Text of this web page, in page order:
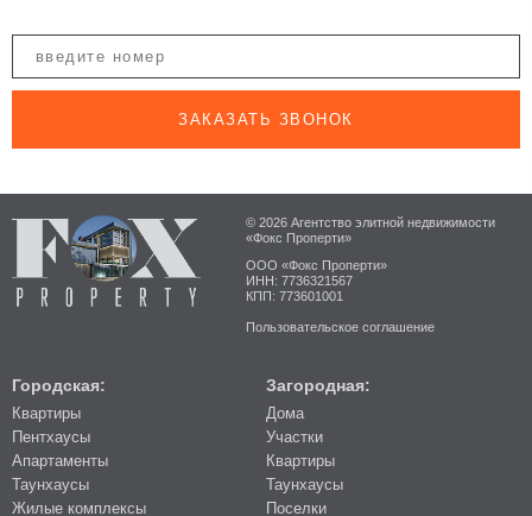
ЗАКАЗАТЬ ЗВОНОК
© 2026 Агентство элитной недвижимости
«Фокс Проперти»
ООО «Фокс Проперти»
ИНН: 7736321567
КПП: 773601001
Пользовательское соглашение
Городская:
Квартиры
Пентхаусы
Апартаменты
Таунхаусы
Жилые комплексы
Загородная:
Дома
Участки
Квартиры
Таунхаусы
Поселки